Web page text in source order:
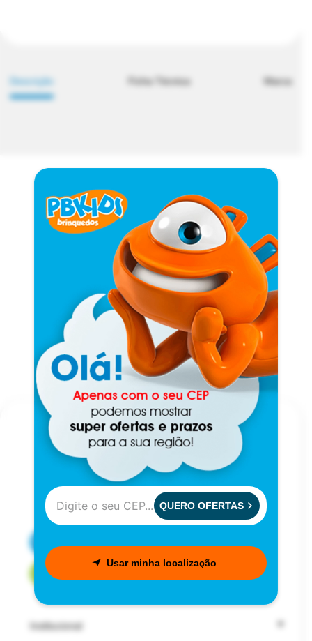
Descrição Ficha Técnica Marca
Institucional
QUERO OFERTAS
Usar minha localização